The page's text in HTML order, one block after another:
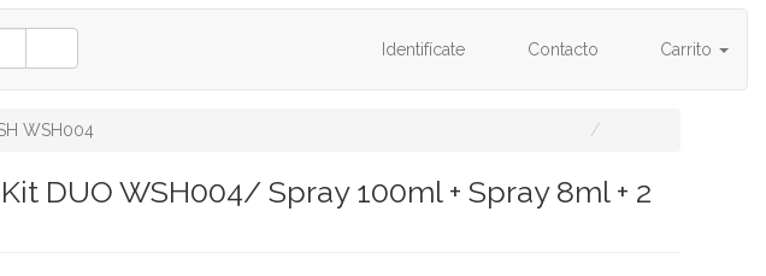
Identifícate Contacto Carrito
WSH004
DUO WSH004/ Spray 100ml + Spray 8ml + 2